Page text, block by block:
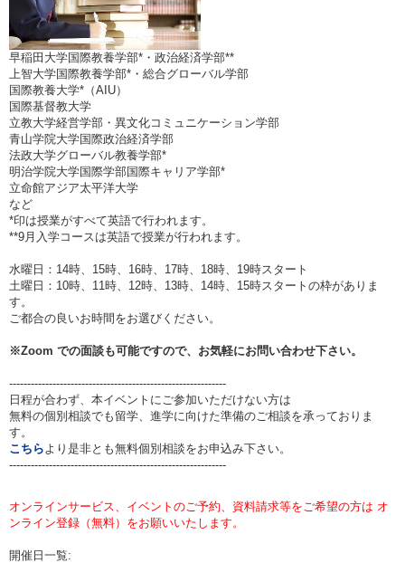
早稲田大学国際教養学部*・政治経済学部**
上智大学国際教養学部*・総合グローバル学部
国際教養大学*（AIU）
国際基督教大学
立教大学経営学部・異文化コミュニケーション学部
青山学院大学国際政治経済学部
法政大学グローバル教養学部*
明治学院大学国際学部国際キャリア学部*
立命館アジア太平洋大学
など
*印は授業がすべて英語で行われます。
**9月入学コースは英語で授業が行われます。
水曜日：14時、15時、16時、17時、18時、19時スタート
土曜日：10時、11時、12時、13時、14時、15時スタートの枠がありま
す。
ご都合の良いお時間をお選びください。
※Zoom での面談も可能ですので、お気軽にお問い合わせ下さい。
------------------------------------------------------------
日程が合わず、本イベントにご参加いただけない方は
無料の個別相談でも留学、進学に向けた準備のご相談を承っておりま
す。
こちらより是非とも無料個別相談をお申込み下さい。
------------------------------------------------------------
オンラインサービス、イベントのご予約、資料請求等をご希望の方は オ
ンライン登録（無料）をお願いいたします。
開催日一覧: